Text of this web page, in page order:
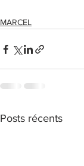
MARCEL
Posts récents